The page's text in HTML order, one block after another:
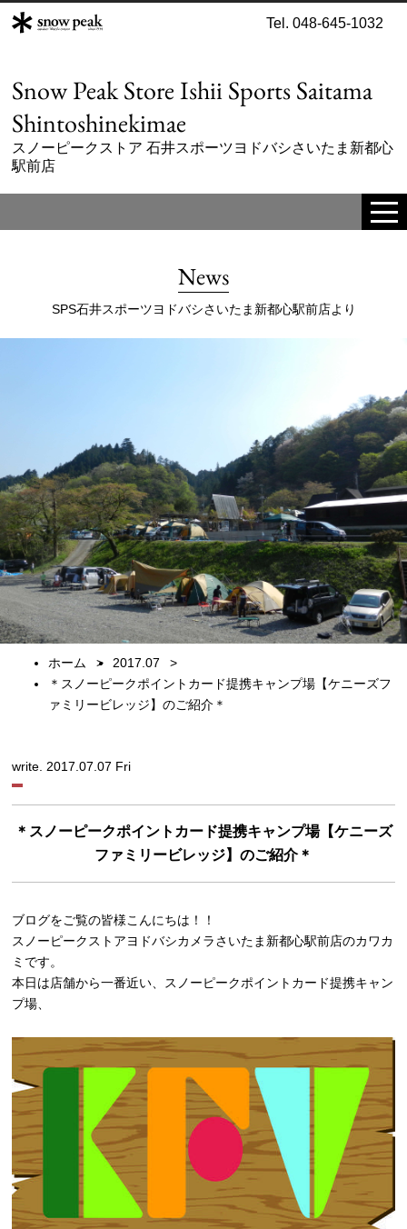
Snow Peak Store Ishii Sports Saitama
Shintoshinekimae
スノーピークストア 石井スポーツヨドバシさいたま新都心
駅前店
Tel. 048-645-1032
News
SPS石井スポーツヨドバシさいたま新都心駅前店より
ホーム
2017.07
＊スノーピークポイントカード提携キャンプ場【ケニーズフ
ァミリービレッジ】のご紹介＊
write. 2017.07.07 Fri
＊スノーピークポイントカード提携キャンプ場【ケニーズ
ファミリービレッジ】のご紹介＊
ブログをご覧の皆様こんにちは！！
スノーピークストアヨドバシカメラさいたま新都心駅前店のカワカ
ミです。
本日は店舗から一番近い、スノーピークポイントカード提携キャン
プ場、